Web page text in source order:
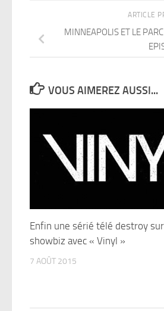
ARTICLE
MINNEAPOLIS ET LE
VOUS AIMEREZ AUSSI...
Enfin une sérié télé destroy
showbiz avec « Vinyl »
7 AOÛT 2015